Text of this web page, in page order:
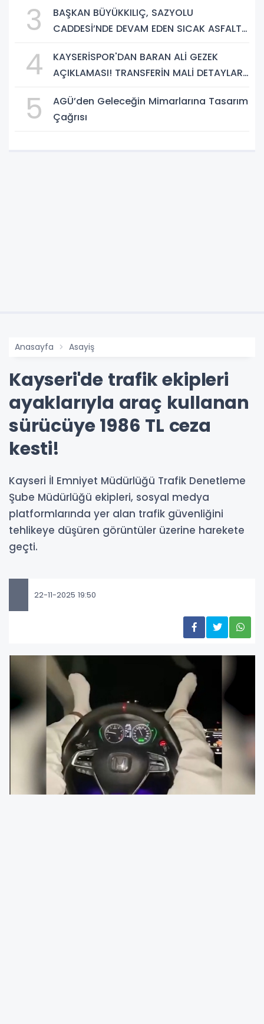
3
BAŞKAN BÜYÜKKILIÇ, SAZYOLU
CADDESİ’NDE DEVAM EDEN SICAK ASFALT
4
KAYSERİSPOR'DAN BARAN ALİ GEZEK
AÇIKLAMASI! TRANSFERİN MALİ DETAYLARI
5
AGÜ’den Geleceğin Mimarlarına Tasarım
Çağrısı
Anasayfa Asayiş
Kayseri'de trafik ekipleri
ayaklarıyla araç kullanan
sürücüye 1986 TL ceza
kesti!
Kayseri İl Emniyet Müdürlüğü Trafik Denetleme
Şube Müdürlüğü ekipleri, sosyal medya
platformlarında yer alan trafik güvenliğini
tehlikeye düşüren görüntüler üzerine harekete
geçti.
22-11-2025 19:50